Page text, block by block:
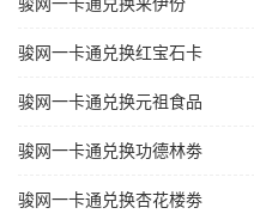
骏网一卡通兑换红宝石卡
骏网一卡通兑换元祖食品
骏网一卡通兑换功德林劵
骏网一卡通兑换杏花楼劵